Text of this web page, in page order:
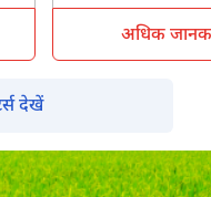
अधिक
देखें